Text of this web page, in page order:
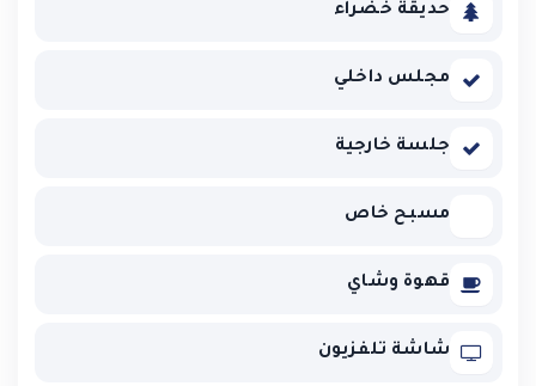
حديقة خضراء
مجلس داخلي
جلسة خارجية
مسبح خاص
قهوة وشاي
شاشة تلفزيون